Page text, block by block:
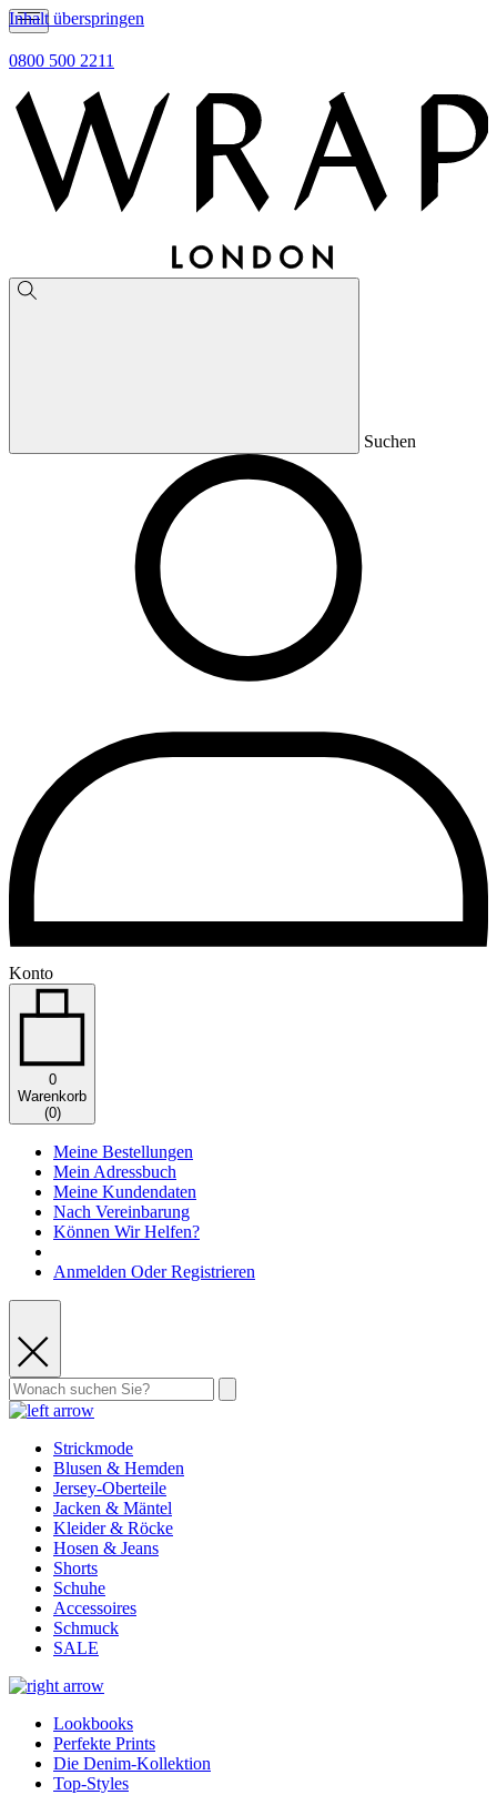
Inhalt überspringen
0800 500 2211
Suchen
Konto
0
Warenkorb
(0)
Meine Bestellungen
Mein Adressbuch
Meine Kundendaten
Nach Vereinbarung
Können Wir Helfen?
Anmelden Oder Registrieren
Strickmode
Blusen & Hemden
Jersey-Oberteile
Jacken & Mäntel
Kleider & Röcke
Hosen & Jeans
Shorts
Schuhe
Accessoires
Schmuck
SALE
Lookbooks
Perfekte Prints
Die Denim-Kollektion
Top-Styles